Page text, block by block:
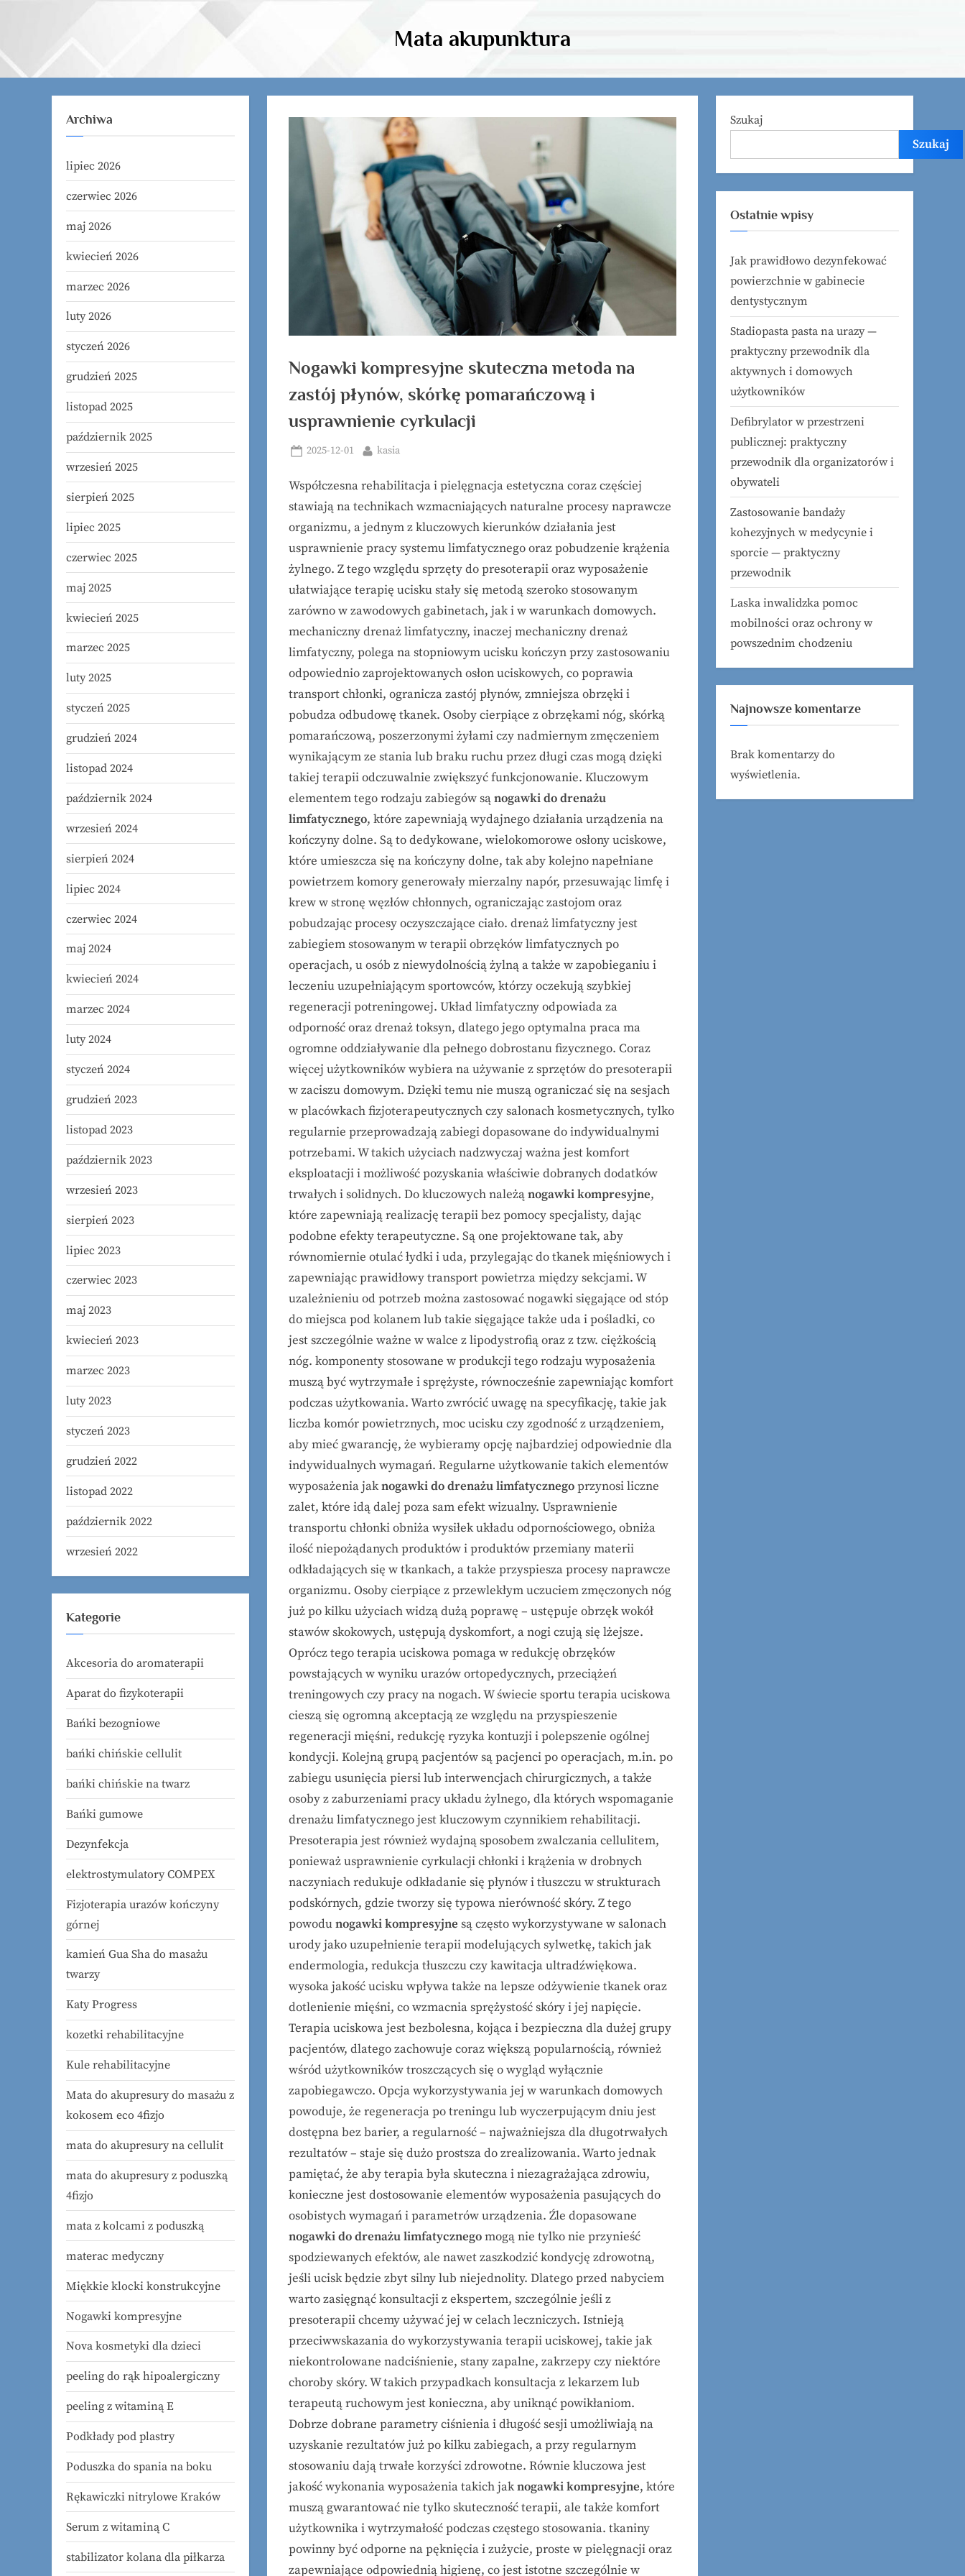
content
Mata akupunktura
Nogawki kompresyjne skuteczna metoda na
zastój płynów, skórkę pomarańczową i
usprawnienie cyrkulacji
Posted
2025-12-01 By
kasia
Współczesna rehabilitacja i pielęgnacja estetyczna coraz częściej
stawiają na technikach wzmacniających naturalne procesy naprawcze
organizmu, a jednym z kluczowych kierunków działania jest
usprawnienie pracy systemu limfatycznego oraz pobudzenie krążenia
żylnego. Z tego względu sprzęty do presoterapii oraz wyposażenie
ułatwiające terapię ucisku stały się metodą szeroko stosowanym
zarówno w zawodowych gabinetach, jak i w warunkach domowych.
mechaniczny drenaż limfatyczny, inaczej mechaniczny drenaż
limfatyczny, polega na stopniowym ucisku kończyn przy zastosowaniu
odpowiednio zaprojektowanych osłon uciskowych, co poprawia
transport chłonki, ogranicza zastój płynów, zmniejsza obrzęki i
pobudza odbudowę tkanek. Osoby cierpiące z obrzękami nóg, skórką
pomarańczową, poszerzonymi żyłami czy nadmiernym zmęczeniem
wynikającym ze stania lub braku ruchu przez długi czas mogą dzięki
takiej terapii odczuwalnie zwiększyć funkcjonowanie. Kluczowym
elementem tego rodzaju zabiegów sąnogawki do drenażu
limfatycznego, które zapewniają wydajnego działania urządzenia na
kończyny dolne. Są to dedykowane, wielokomorowe osłony uciskowe,
które umieszcza się na kończyny dolne, tak aby kolejno napełniane
powietrzem komory generowały mierzalny napór, przesuwając limfę i
krew w stronę węzłów chłonnych, ograniczając zastojom oraz
pobudzając procesy oczyszczające ciało. drenaż limfatyczny jest
zabiegiem stosowanym w terapii obrzęków limfatycznych po
operacjach, u osób z niewydolnością żylną a także w zapobieganiu i
leczeniu uzupełniającym sportowców, którzy oczekują szybkiej
regeneracji potreningowej. Układ limfatyczny odpowiada za
odporność oraz drenaż toksyn, dlatego jego optymalna praca ma
ogromne oddziaływanie dla pełnego dobrostanu fizycznego. Coraz
więcej użytkowników wybiera na używanie z sprzętów do presoterapii
w zaciszu domowym. Dzięki temu nie muszą ograniczać się na sesjach
w placówkach fizjoterapeutycznych czy salonach kosmetycznych, tylko
regularnie przeprowadzają zabiegi dopasowane do indywidualnymi
potrzebami. W takich użyciach nadzwyczaj ważna jest komfort
eksploatacji i możliwość pozyskania właściwie dobranych dodatków
trwałych i solidnych. Do kluczowych należąnogawki kompresyjne,
które zapewniają realizację terapii bez pomocy specjalisty, dając
podobne efekty terapeutyczne. Są one projektowane tak, aby
równomiernie otulać łydki i uda, przylegając do tkanek mięśniowych i
zapewniając prawidłowy transport powietrza między sekcjami. W
uzależnieniu od potrzeb można zastosować nogawki sięgające od stóp
do miejsca pod kolanem lub takie sięgające także uda i pośladki, co
jest szczególnie ważne w walce z lipodystrofią oraz z tzw. ciężkością
nóg. komponenty stosowane w produkcji tego rodzaju wyposażenia
muszą być wytrzymałe i sprężyste, równocześnie zapewniając komfort
podczas użytkowania. Warto zwrócić uwagę na specyfikację, takie jak
liczba komór powietrznych, moc ucisku czy zgodność z urządzeniem,
aby mieć gwarancję, że wybieramy opcję najbardziej odpowiednie dla
indywidualnych wymagań. Regularne użytkowanie takich elementów
wyposażenia jaknogawki do drenażu limfatycznegoprzynosi liczne
zalet, które idą dalej poza sam efekt wizualny. Usprawnienie
transportu chłonki obniża wysiłek układu odpornościowego, obniża
ilość niepożądanych produktów i produktów przemiany materii
odkładających się w tkankach, a także przyspiesza procesy naprawcze
organizmu. Osoby cierpiące z przewlekłym uczuciem zmęczonych nóg
już po kilku użyciach widzą dużą poprawę – ustępuje obrzęk wokół
stawów skokowych, ustępują dyskomfort, a nogi czują się lżejsze.
Oprócz tego terapia uciskowa pomaga w redukcję obrzęków
powstających w wyniku urazów ortopedycznych, przeciążeń
treningowych czy pracy na nogach. W świecie sportu terapia uciskowa
cieszą się ogromną akceptacją ze względu na przyspieszenie
regeneracji mięśni, redukcję ryzyka kontuzji i polepszenie ogólnej
kondycji. Kolejną grupą pacjentów są pacjenci po operacjach, m.in. po
zabiegu usunięcia piersi lub interwencjach chirurgicznych, a także
osoby z zaburzeniami pracy układu żylnego, dla których wspomaganie
drenażu limfatycznego jest kluczowym czynnikiem rehabilitacji.
Presoterapia jest również wydajną sposobem zwalczania cellulitem,
ponieważ usprawnienie cyrkulacji chłonki i krążenia w drobnych
naczyniach reduk­uje odkładanie się płynów i tłuszczu w strukturach
podskórnych, gdzie tworzy się typowa nierówność skóry. Z tego
powodunogawki kompresyjne są często wykorzystywane w salonach
urody jako uzupełnienie terapii modelujących sylwetkę, takich jak
endermologia, redukcja tłuszczu czy kawitacja ultradźwiękowa.
wysoka jakość ucisku wpływa także na lepsze odżywienie tkanek oraz
dotlenienie mięśni, co wzmacnia sprężystość skóry i jej napięcie.
Terapia uciskowa jest bezbolesna, kojąca i bezpieczna dla dużej grupy
pacjentów, dlatego zachowuje coraz większą popularnością, również
wśród użytkowników troszczących się o wygląd wyłącznie
zapobiegawczo. Opcja wykorzystywania jej w warunkach domowych
powoduje, że regeneracja po treningu lub wyczerpującym dniu jest
dostępna bez barier, a regularność – najważniejsza dla długotrwałych
rezultatów – staje się dużo prostsza do zrealizowania. Warto jednak
pamiętać, że aby terapia była skuteczna i niezagrażająca zdrowiu,
konieczne jest dostosowanie elementów wyposażenia pasujących do
osobistych wymagań i parametrów urządzenia. Źle dopasowane
nogawki do drenażu limfatycznegomogą nie tylko nie przynieść
spodziewanych efektów, ale nawet zaszkodzić kondycję zdrowotną,
jeśli ucisk będzie zbyt silny lub niejednolity. Dlatego przed nabyciem
warto zasięgnąć konsultacji z ekspertem, szczególnie jeśli z
presoterapii chcemy używać jej w celach leczniczych. Istnieją
przeciwwskazania do wykorzystywania terapii uciskowej, takie jak
niekontrolowane nadciśnienie, stany zapalne, zakrzepy czy niektóre
choroby skóry. W takich przypadkach konsultacja z lekarzem lub
terapeutą ruchowym jest konieczna, aby uniknąć powikłaniom.
Dobrze dobrane parametry ciśnienia i długość sesji umożliwiają na
uzyskanie rezultatów już po kilku zabiegach, a przy regularnym
stosowaniu dają trwałe korzyści zdrowotne. Równie kluczowa jest
jakość wykonania wyposażenia takich jaknogawki kompresyjne, które
muszą gwarantować nie tylko skuteczność terapii, ale także komfort
użytkownika i wytrzymałość podczas częstego stosowania. tkaniny
powinny być odporne na pęknięcia i zużycie, proste w pielęgnacji oraz
zapewniające odpowiednią higienę, co jest istotne szczególnie w
Archiwa
lipiec 2026
czerwiec 2026
maj 2026
kwiecień 2026
marzec 2026
luty 2026
styczeń 2026
grudzień 2025
listopad 2025
październik 2025
wrzesień 2025
sierpień 2025
lipiec 2025
czerwiec 2025
maj 2025
kwiecień 2025
marzec 2025
luty 2025
styczeń 2025
grudzień 2024
listopad 2024
październik 2024
wrzesień 2024
sierpień 2024
lipiec 2024
czerwiec 2024
maj 2024
kwiecień 2024
marzec 2024
luty 2024
styczeń 2024
grudzień 2023
listopad 2023
październik 2023
wrzesień 2023
sierpień 2023
lipiec 2023
czerwiec 2023
maj 2023
kwiecień 2023
marzec 2023
luty 2023
styczeń 2023
grudzień 2022
listopad 2022
październik 2022
wrzesień 2022
Kategorie
Akcesoria do aromaterapii
Aparat do fizykoterapii
Bańki bezogniowe
bańki chińskie cellulit
bańki chińskie na twarz
Bańki gumowe
Dezynfekcja
elektrostymulatory COMPEX
Fizjoterapia urazów kończyny
górnej
kamień Gua Sha do masażu
twarzy
Katy Progress
kozetki rehabilitacyjne
Kule rehabilitacyjne
Mata do akupresury do masażu z
kokosem eco 4fizjo
mata do akupresury na cellulit
mata do akupresury z poduszką
4fizjo
mata z kolcami z poduszką
materac medyczny
Miękkie klocki konstrukcyjne
Nogawki kompresyjne
Nova kosmetyki dla dzieci
peeling do rąk hipoalergiczny
peeling z witaminą E
Podkłady pod plastry
Poduszka do spania na boku
Rękawiczki nitrylowe Kraków
Serum z witaminą C
stabilizator kolana dla piłkarza
Szukaj
Szukaj
Ostatnie wpisy
Jak prawidłowo dezynfekować
powierzchnie w gabinecie
dentystycznym
Stadiopasta pasta na urazy —
praktyczny przewodnik dla
aktywnych i domowych
użytkowników
Defibrylator w przestrzeni
publicznej: praktyczny
przewodnik dla organizatorów i
obywateli
Zastosowanie bandaży
kohezyjnych w medycynie i
sporcie — praktyczny
przewodnik
Laska inwalidzka pomoc
mobilności oraz ochrony w
powszednim chodzeniu
Najnowsze komentarze
Brak komentarzy do
wyświetlenia.